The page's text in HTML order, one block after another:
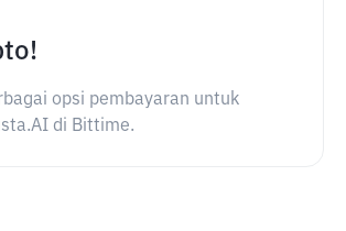
opsi pembayaran untuk
di Bittime.